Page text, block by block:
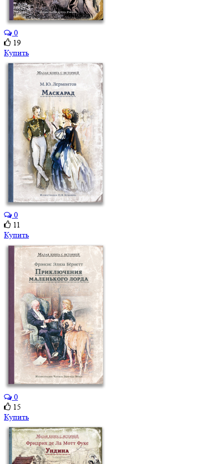
0
19
Купить
0
11
Купить
0
15
Купить